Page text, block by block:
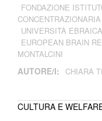
FONDAZIONE
CONCENTRAZIONARIA
UNIVERSITÀ
EUROPEAN BRAIN
MONTALCINI
AUTORE/I: CHIARA
CULTURA E